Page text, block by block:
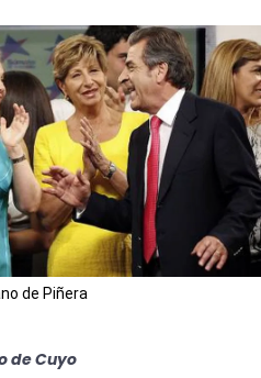
de Piñera
de Cuyo